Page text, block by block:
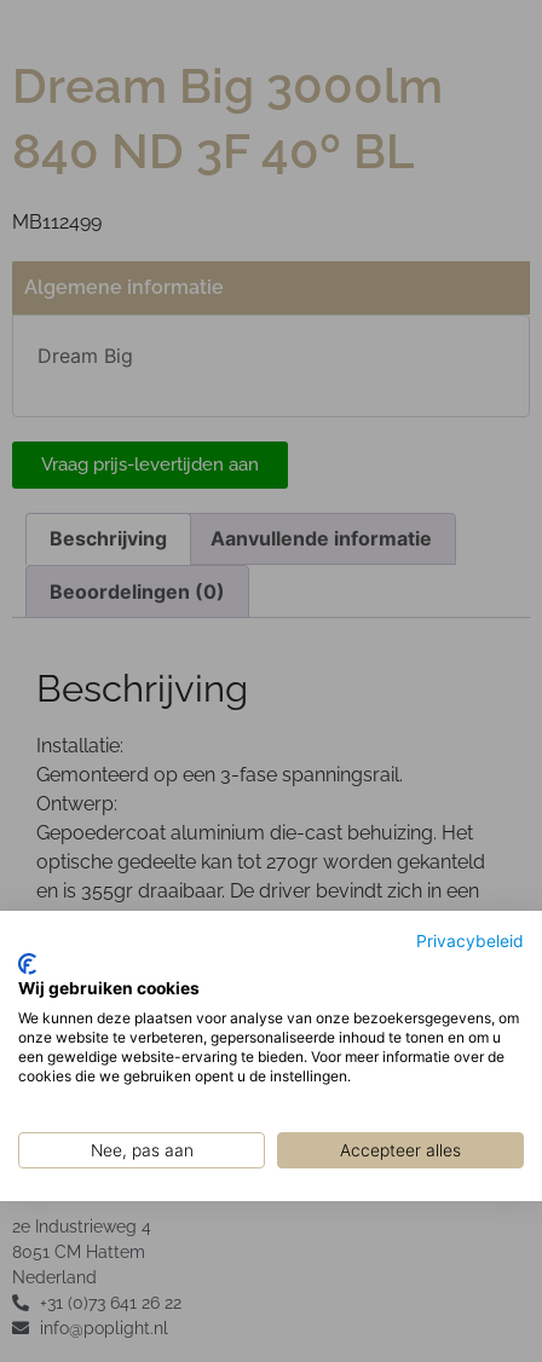
Privacybeleid
Wij gebruiken cookies
We kunnen deze plaatsen voor analyse van onze bezoekersgegevens, om
onze website te verbeteren, gepersonaliseerde inhoud te tonen en om u
een geweldige website-ervaring te bieden. Voor meer informatie over de
cookies die we gebruiken opent u de instellingen.
Nee, pas aan Accepteer alles
Dream Big 3000lm
840 ND 3F 40º BL
MB112499
Algemene informatie
Dream Big
Vraag prijs-levertijden aan
Beschrijving Aanvullende informatie
Beoordelingen (0)
Beschrijving
Installatie:
Gemonteerd op een 3-fase spanningsrail.
Ontwerp:
Gepoedercoat aluminium die-cast behuizing. Het
optische gedeelte kan tot 270gr worden gekanteld
en is 355gr draaibaar. De driver bevindt zich in een
Geanodiseerde aluminium facet reflector inclusief
POP Light B.V.
2e Industrieweg 4
8051 CM Hattem
Nederland
+31 (0)73 641 26 22
info@poplight.nl